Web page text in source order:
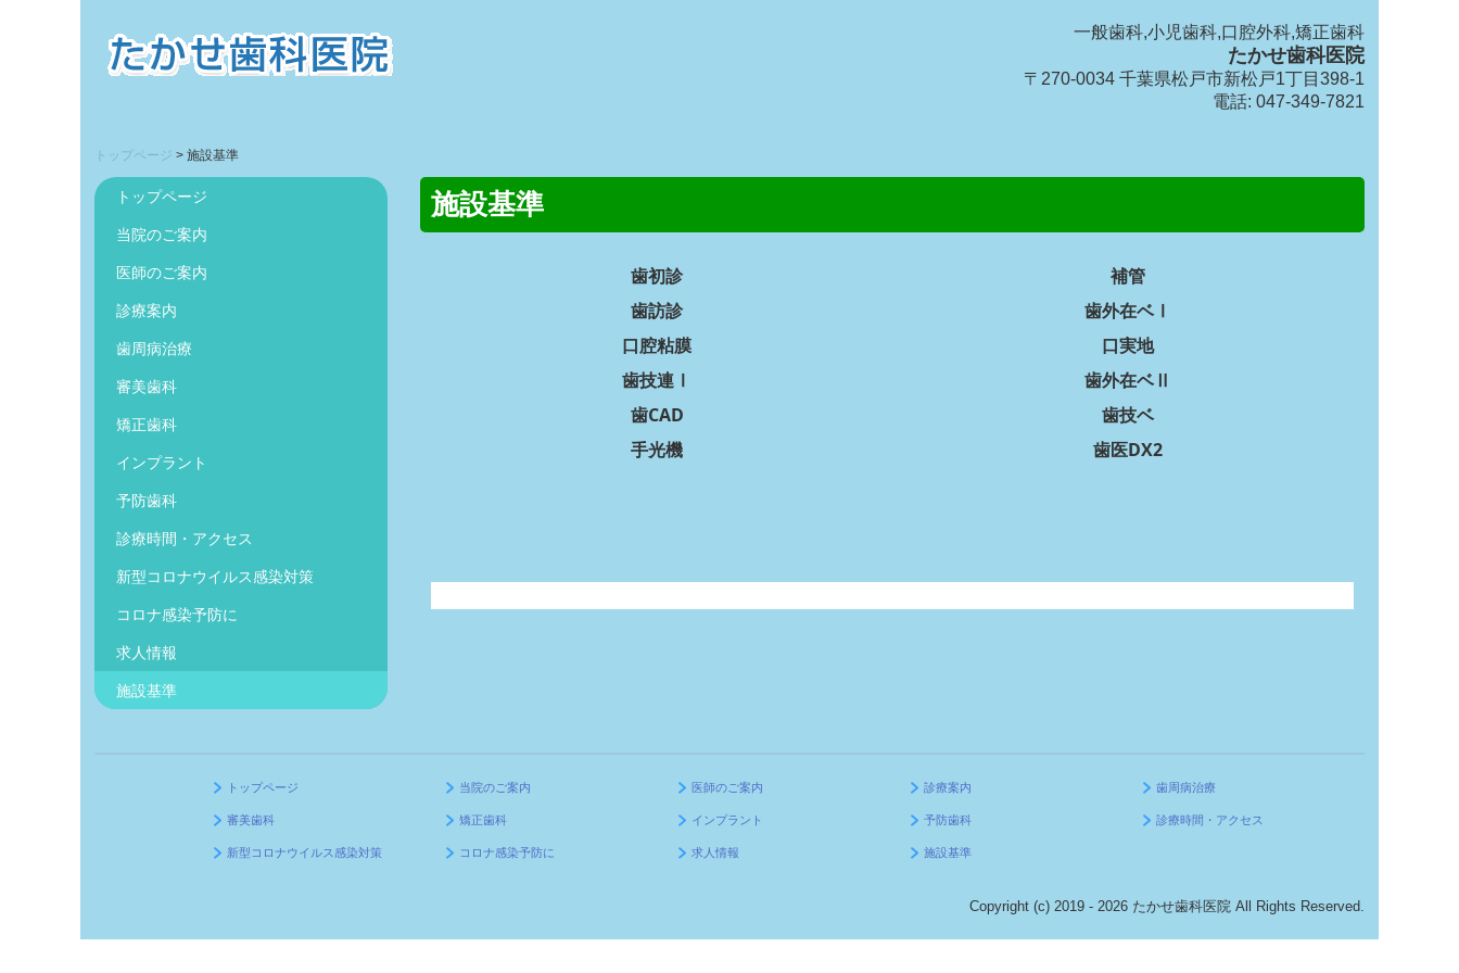
一般歯科,小児歯科,口腔外科,矯正歯科
たかせ歯科医院
〒270-0034 千葉県松戸市新松戸1丁目398-1
電話: 047-349-7821
トップページ 施設基準
トップページ
当院のご案内
医師のご案内
診療案内
歯周病治療
審美歯科
矯正歯科
インプラント
予防歯科
診療時間・アクセス
新型コロナウイルス感染対策
コロナ感染予防に
求人情報
施設基準
施設基準
歯初診
歯訪診
口腔粘膜
歯技連Ⅰ
歯CAD
手光機
補管
歯外在ベⅠ
口実地
歯外在ベⅡ
歯技ベ
歯医DX2
トップページ 当院のご案内 医師のご案内 診療案内 歯周病治療
審美歯科 矯正歯科 インプラント 予防歯科 診療時間・アクセス
新型コロナウイルス感染対策 コロナ感染予防に 求人情報 施設基準
Copyright (c) 2019 - 2026 たかせ歯科医院 All Rights Reserved.